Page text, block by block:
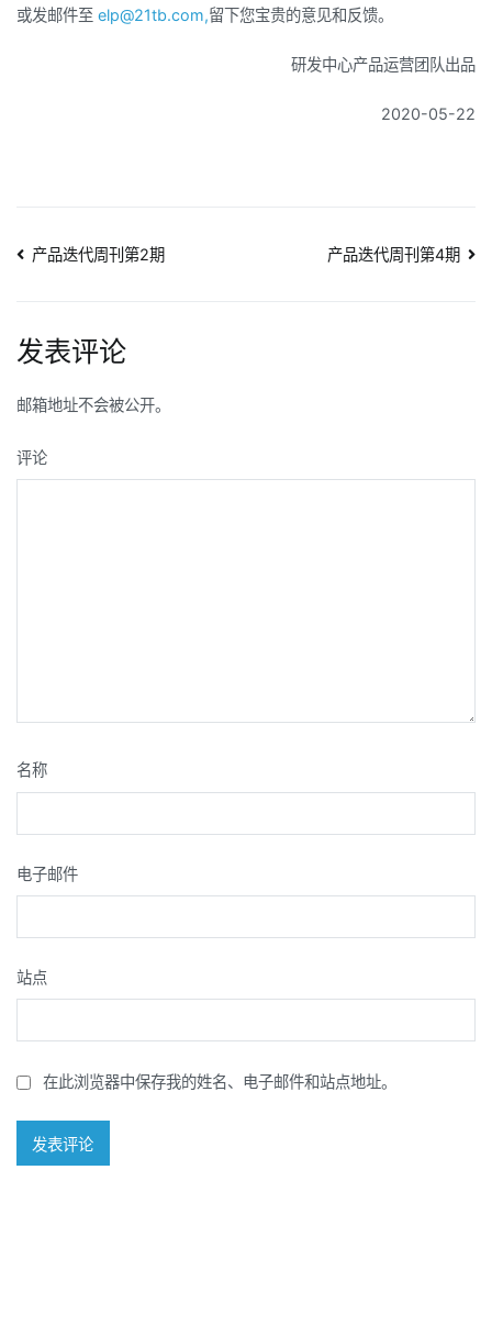
或发邮件至 elp@21tb.com,留下您宝贵的意见和反馈。
研发中心产品运营团队出品
2020-05-22
文
导
航
产品迭代周刊第2期 产品迭代周刊第4期
发表评论
邮箱地址不会被公开。
评论
名称
电子邮件
站点
在此浏览器中保存我的姓名、电子邮件和站点地址。